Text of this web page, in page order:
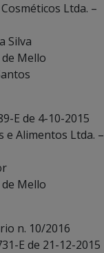
Ltda. –
Silva
Mello
E de 4-10-2015
e Alimentos Ltda. –
Mello
n. 10/2016
E de 21-12-2015